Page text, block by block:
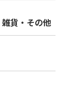
貨・その他